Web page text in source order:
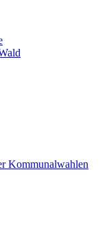
Kommunalwahlen